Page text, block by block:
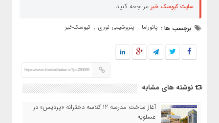
سایت کیوسک خبر مراجعه کنید.
برچسب ها : پانوراما , پتروشیمی نوری , کیوسک‌خبر
https://www.kioskekhabar.ir/?p=280695
نوشته های مشابه
آغاز ساخت مدرسه ۱۲ کلاسه دخترانه «پردیس» در
عسلویه